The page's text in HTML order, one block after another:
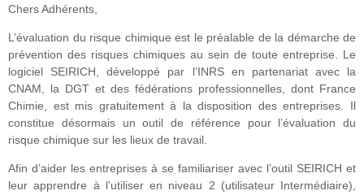
Chers Adhérents,
L’évaluation du risque chimique est le préalable de la démarche de
prévention des risques chimiques au sein de toute entreprise. Le
logiciel SEIRICH, développé par l’INRS en partenariat avec la
CNAM, la DGT et des fédérations professionnelles, dont France
Chimie, est mis gratuitement à la disposition des entreprises. Il
constitue désormais un outil de référence pour l’évaluation du
risque chimique sur les lieux de travail.
Afin d’aider les entreprises à se familiariser avec l’outil SEIRICH et
leur apprendre à l’utiliser en niveau 2 (utilisateur Intermédiaire),